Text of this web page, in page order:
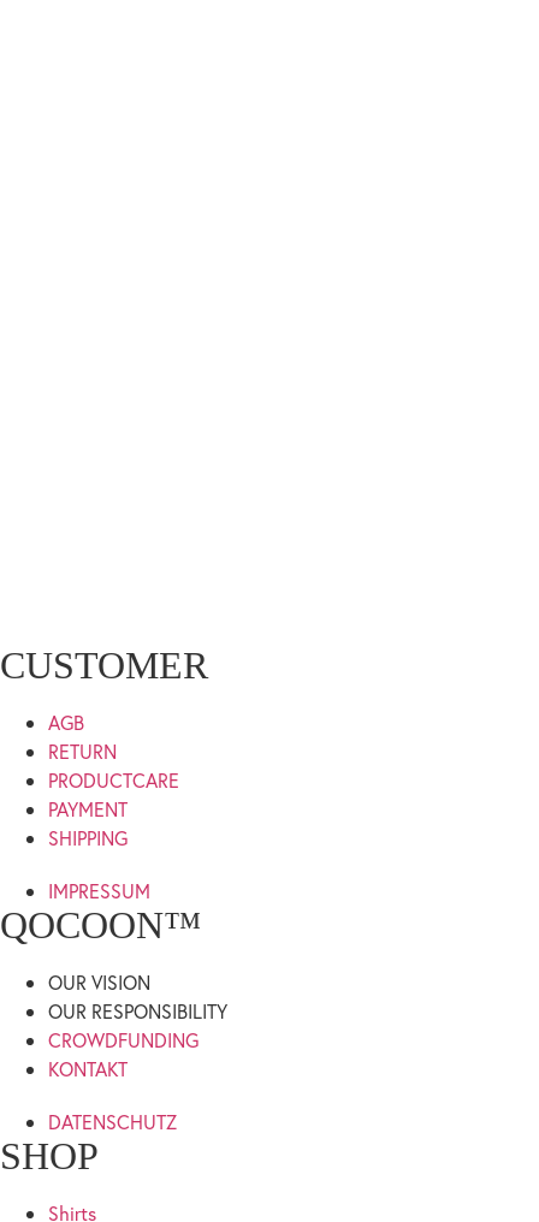
CUSTOMER
AGB
RETURN
PRODUCTCARE
PAYMENT
SHIPPING
IMPRESSUM
QOCOON™
OUR VISION
OUR RESPONSIBILITY
CROWDFUNDING
KONTAKT
DATENSCHUTZ
SHOP
Shirts